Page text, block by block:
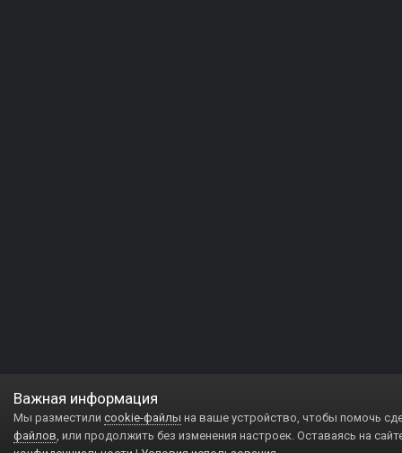
Важная информация
Мы разместили cookie-файлы на ваше устройство, чтобы помочь
файлов, или продолжить без изменения настроек. Оставаясь на